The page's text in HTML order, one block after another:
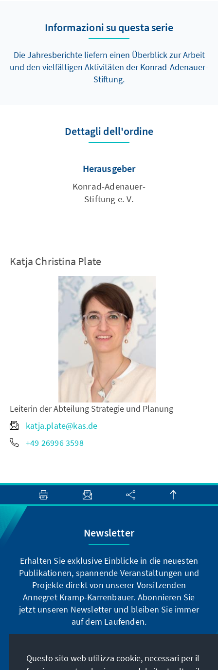
Informazioni su questa serie
Die Jahresberichte liefern einen Überblick zur Arbeit
und den vielfältigen Aktivitäten der Konrad-Adenauer-
Stiftung.
Dettagli dell'ordine
Herausgeber
Konrad-­Adenauer­-
Stiftung e. V.
Katja Christina Plate
Leiterin der Abteilung Strategie und Planung
katja.plate@kas.de
+49 26996 3598
Newsletter
Erhalten Sie exklusive Einblicke in die neuesten
Publikationen, spannende Veranstaltungen und
Projekte direkt von unserer Vorsitzenden
Annegret Kramp-Karrenbauer. Abonnieren Sie
jetzt unseren Newsletter und bleiben Sie immer
auf dem Laufenden.
Questo sito web utilizza cookie, necessari per il